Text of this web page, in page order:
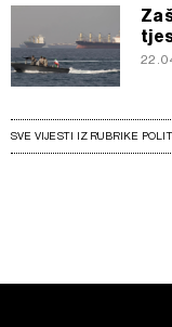
SVE VIJESTI IZ RUBRIKE